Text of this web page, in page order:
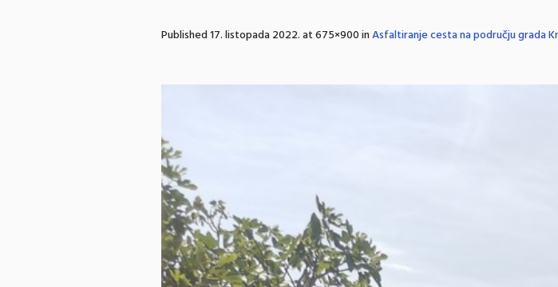
Published17. listopada 2022.at 675×900 inAsfaltiranje cesta na području grada